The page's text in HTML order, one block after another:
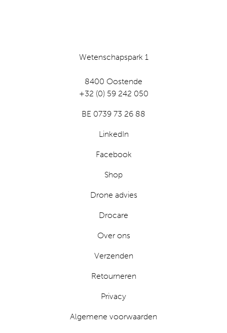
Wetenschapspark 1
8400 Oostende
+32 (0) 59 242 050
BE 0739 73 26 88
LinkedIn
Facebook
Shop
Drone advies
Drocare
Over ons
Verzenden
Retourneren
Privacy
Algemene voorwaarden